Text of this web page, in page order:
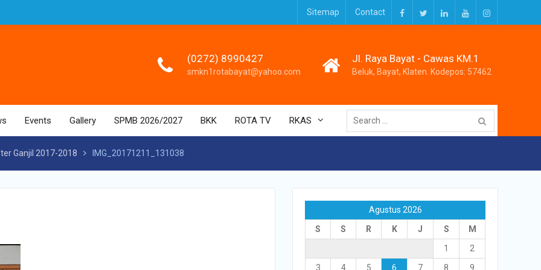
Facebook
TwitterLinkedInYoutubeInstagram
Sitemap Contact
(0272) 8990427
smkn1rotabayat@yahoo.com
Jl. Raya Bayat - Cawas KM.1
Beluk, Bayat, Klaten. Kodepos: 57462
Events Gallery SPMB 2026/2027 BKK ROTA TV RKAS
Search
for:
Ganjil 2017-2018 IMG_20171211_131038
Agustus 2026
S
S R K J S
M
1
2
3
4 5 6 7 8
9